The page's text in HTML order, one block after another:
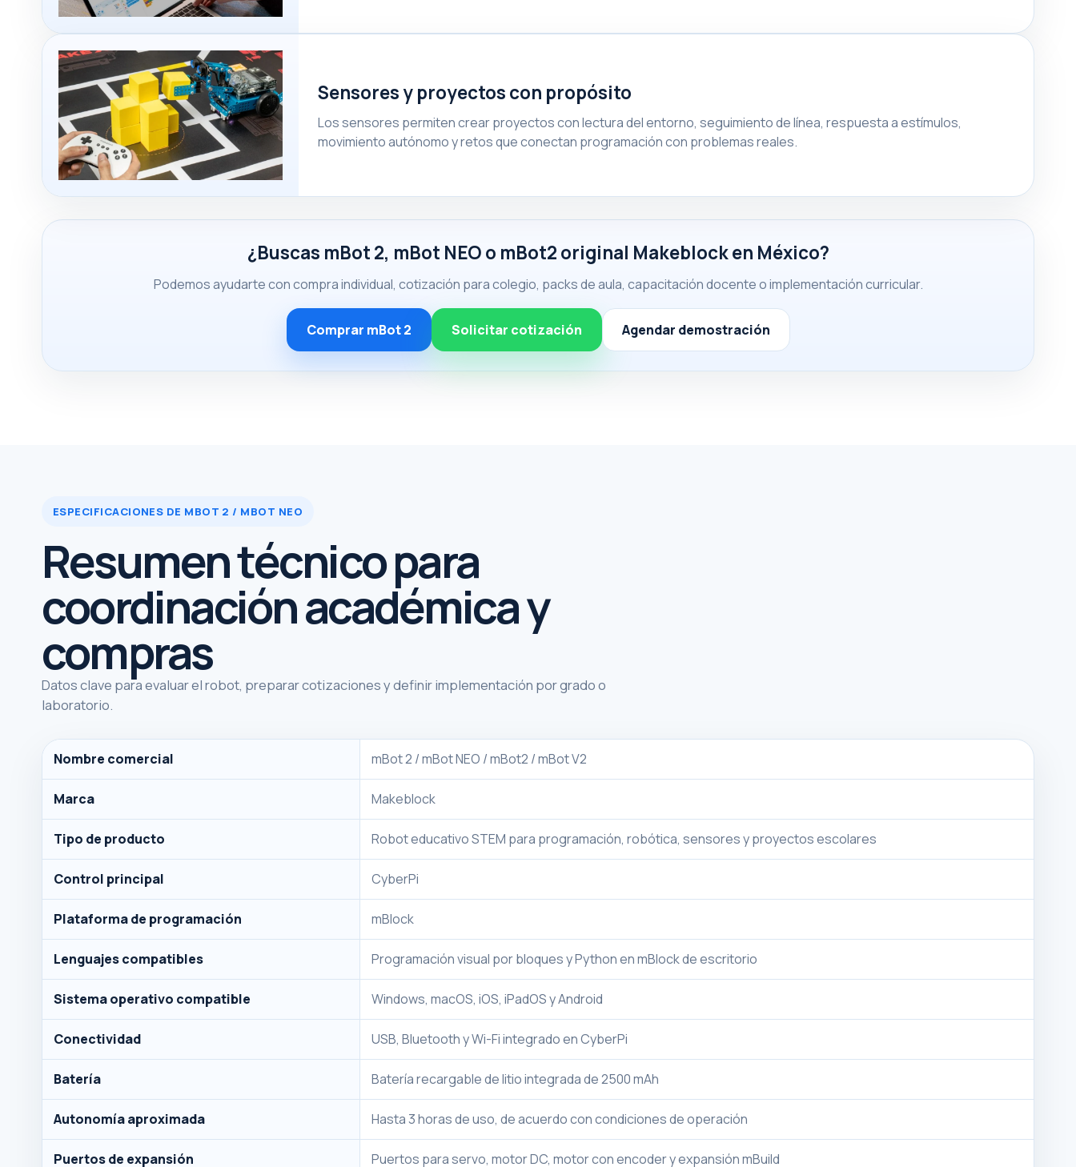
Sensores y proyectos con propósito
Los sensores permiten crear proyectos con lectura del entorno, seguimiento de línea, respuesta a estímulos,
movimiento autónomo y retos que conectan programación con problemas reales.
¿Buscas mBot 2, mBot NEO o mBot2 original Makeblock en México?
Podemos ayudarte con compra individual, cotización para colegio, packs de aula, capacitación docente o implementación curricular.
Comprar mBot 2 Solicitar cotización Agendar demostración
ESPECIFICACIONES DE MBOT 2 / MBOT NEO
Resumen técnico para
coordinación académica y
compras
Datos clave para evaluar el robot, preparar cotizaciones y definir implementación por grado o
laboratorio.
Nombre comercial mBot 2 / mBot NEO / mBot2 / mBot V2
Marca Makeblock
Tipo de producto Robot educativo STEM para programación, robótica, sensores y proyectos escolares
Control principal CyberPi
Plataforma de programación mBlock
Lenguajes compatibles Programación visual por bloques y Python en mBlock de escritorio
Sistema operativo compatible Windows, macOS, iOS, iPadOS y Android
Conectividad USB, Bluetooth y Wi-Fi integrado en CyberPi
Batería Batería recargable de litio integrada de 2500 mAh
Autonomía aproximada Hasta 3 horas de uso, de acuerdo con condiciones de operación
Puertos de expansión Puertos para servo, motor DC, motor con encoder y expansión mBuild